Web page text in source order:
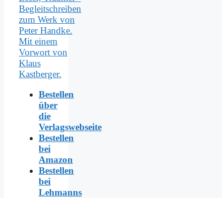
Bestellen
über
die
Verlagswebseite
Bestellen
bei
Amazon
Bestellen
bei
Lehmanns